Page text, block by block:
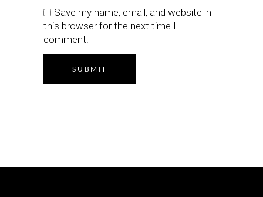
Save my name, email, and website in
this browser for the next time I
comment.
SUBMIT